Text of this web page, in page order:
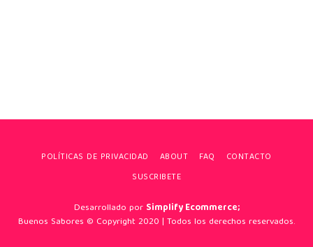
POLÍTICAS DE PRIVACIDAD ABOUT FAQ
CONTACTO
SUSCRIBETE
Desarrollado por Simplify Ecommerce;
Buenos Sabores © Copyright 2020 | Todos los derechos reservados.